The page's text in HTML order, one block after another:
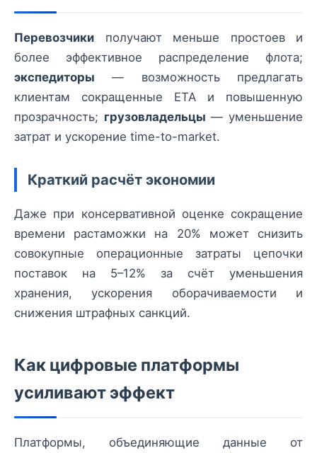
Перевозчики получают меньше простоев и
более эффективное распределение флота;
экспедиторы — возможность предлагать
клиентам сокращенные ETA и повышенную
прозрачность; грузовладельцы — уменьшение
затрат и ускорение time-to-market.
Краткий расчёт экономии
Даже при консервативной оценке сокращение
времени растаможки на 20% может снизить
совокупные операционные затраты цепочки
поставок на 5–12% за счёт уменьшения
хранения, ускорения оборачиваемости и
снижения штрафных санкций.
Как цифровые платформы
усиливают эффект
Платформы, объединяющие данные от